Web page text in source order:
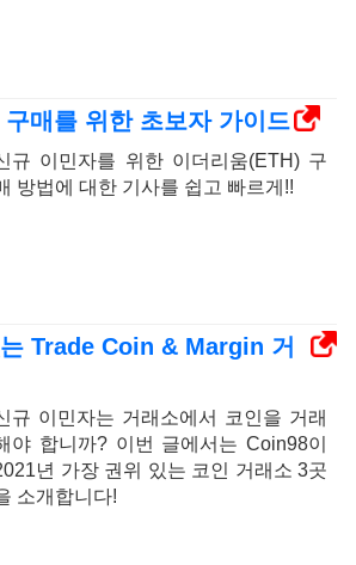
매를 위한 초보자 가이드
규 이민자를 위한 이더리움(ETH) 구
방법에 대한 기사를 쉽고 빠르게!!
Trade Coin & Margin 거
규 이민자는 거래소에서 코인을 거래
야 합니까? 이번 글에서는 Coin98이
년 가장 권위 있는 코인 거래소 3곳
소개합니다!